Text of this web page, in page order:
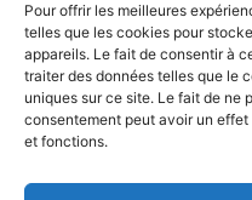
Pour offrir les meilleures
telles que les cookies pour
appareils. Le fait de consentir à
traiter des données telles que le
uniques sur ce site. Le fait de ne
consentement peut avoir un
et fonctions.
Déjà à l’époque du
du Festival d’Avignon,
Philippe et Jean Vilar,
répétitionpour les
2008 CinéVox